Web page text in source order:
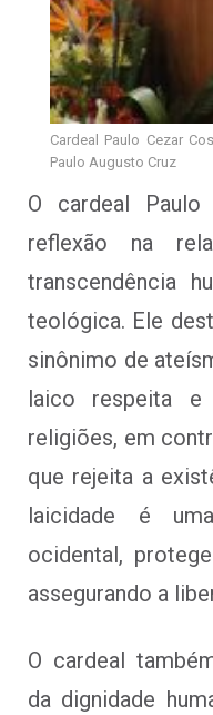
Cardeal Paulo Cezar
Paulo Augusto Cruz
O cardeal
reflexão na
transcendência
teológica. Ele
sinônimo de
laico respeita e
religiões, em
que rejeita a
laicidade é
ocidental,
assegurando a
O cardeal
da dignidade